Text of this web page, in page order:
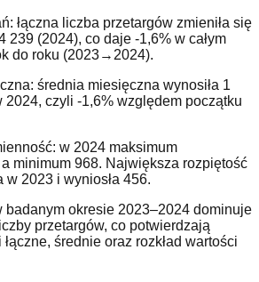
łączna liczba przetargów zmieniła się
239 (2024), co daje -1,6% w całym
do roku (2023→2024).
średnia miesięczna wynosiła 1
2024, czyli -1,6% względem początku
w 2024 maksimum
minimum 968. Największa rozpiętość
w 2023 i wyniosła 456.
badanym okresie 2023–2024 dominuje
przetargów, co potwierdzają
średnie oraz rozkład wartości